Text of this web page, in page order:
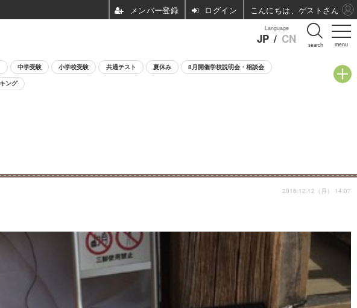
menu
Language
JP / CN search
中学受験 小学校受験 共通テスト 夏休み 8月開催学校説明会・相談会
ング
2016.12.12（月） 14:07
ログイン こんにちは、ゲストさん